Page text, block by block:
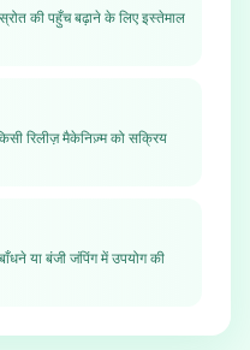
की पहुँच बढ़ाने के लिए इस्तेमाल
रिलीज़ मैकेनिज़्म को सक्रिय
या बंजी जंपिंग में उपयोग की